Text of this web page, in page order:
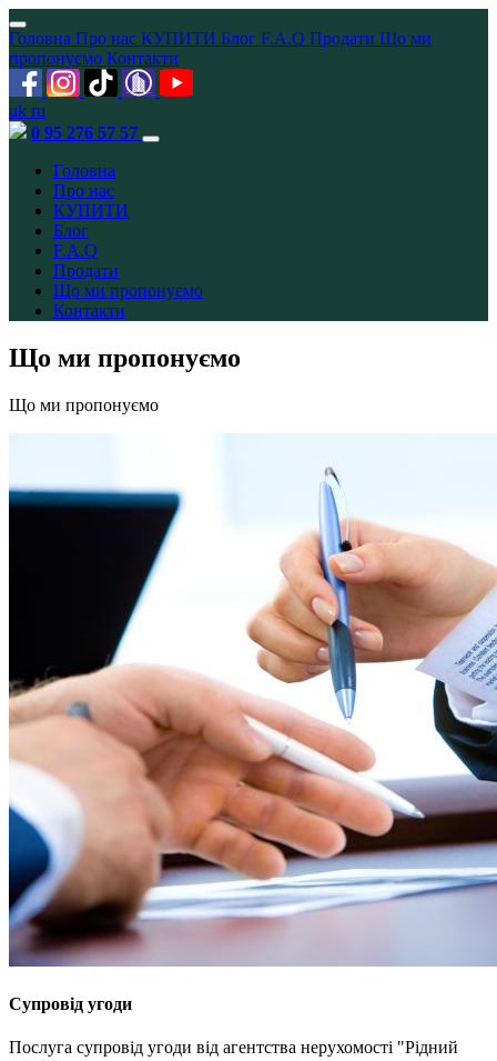
Головна Про нас КУПИТИ Блог F.A.Q Продати Що ми
пропонуємо Контакти
uk ru
0 95 276 57 57
Головна
Про нас
КУПИТИ
Блог
F.A.Q
Продати
Що ми пропонуємо
Контакти
Що ми пропонуємо
Що ми пропонуємо
Супровід угоди
Послуга супровід угоди від агентства нерухомості "Рідний